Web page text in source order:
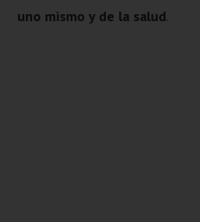
uno mismo y de la salud.